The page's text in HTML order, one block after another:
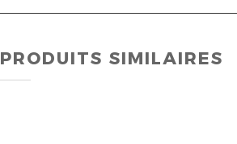
PRODUITS SIMILAIRES